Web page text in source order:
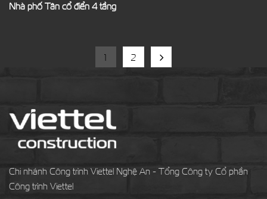
Nhà phố Tân cổ điển 4 tầng
1 2
Chi nhánh Công trình Viettel Nghệ An - Tổng Công ty Cổ phần
Công trình Viettel